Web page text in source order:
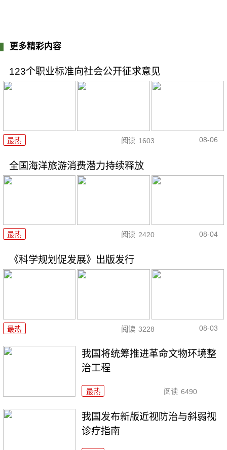
更多精彩内容
123个职业标准向社会公开征求意见
最热 阅读 1603 08-06
全国海洋旅游消费潜力持续释放
最热 阅读 2420 08-04
《科学规划促发展》出版发行
最热 阅读 3228 08-03
我国将统筹推进革命文物环境整
治工程
最热 阅读 6490
我国发布新版近视防治与斜弱视
诊疗指南